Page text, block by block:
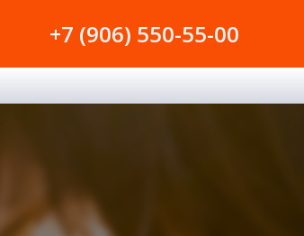
+7 (906) 550-55-00